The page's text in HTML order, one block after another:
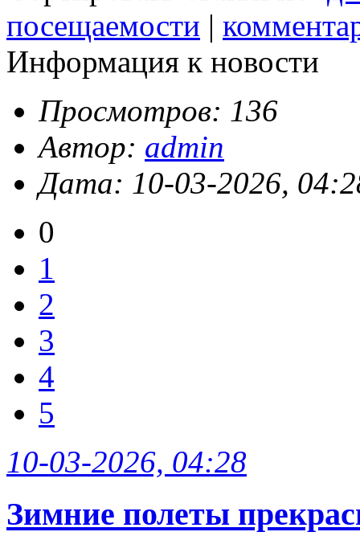
посещаемости |
Информация к новости
Просмотров: 136
Автор: admin
Дата: 10-03-2026,
0
1
2
3
4
5
10-03-2026, 04:28
Зимние полеты